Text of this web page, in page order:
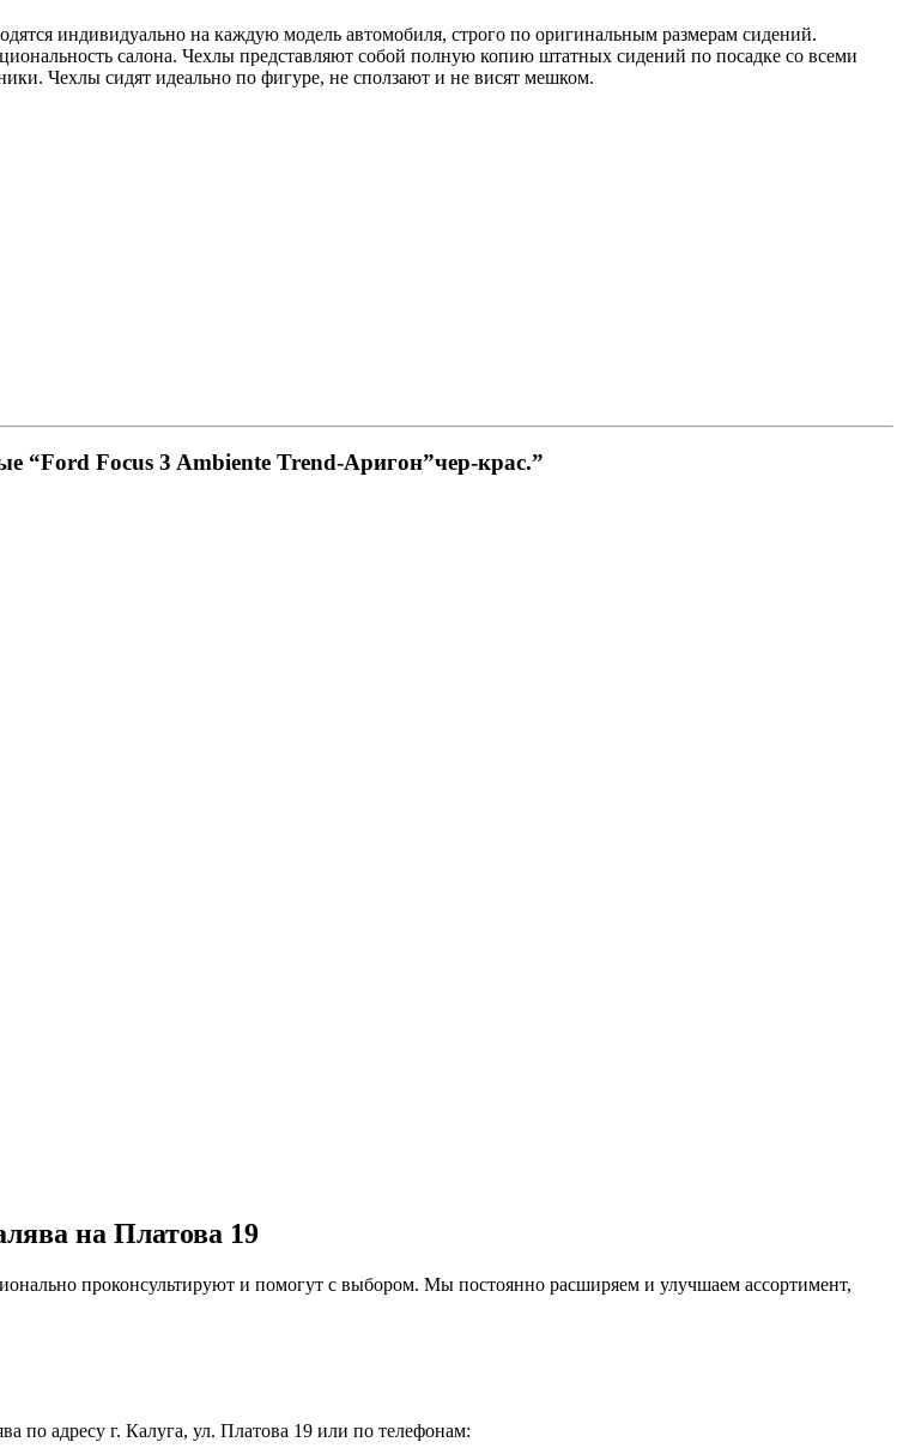
индивидуально на каждую модель автомобиля, строго по оригинальным размерам сидений.
салона. Чехлы представляют собой полную копию штатных сидений по посадке со всеми
Чехлы сидят идеально по фигуре, не сползают и не висят мешком.
“Ford Focus 3 Ambiente Trend-Аригон”чер-крас.”
на Платова 19
проконсультируют и помогут с выбором. Мы постоянно расширяем и улучшаем ассортимент,
по адресу г. Калуга, ул. Платова 19 или по телефонам: